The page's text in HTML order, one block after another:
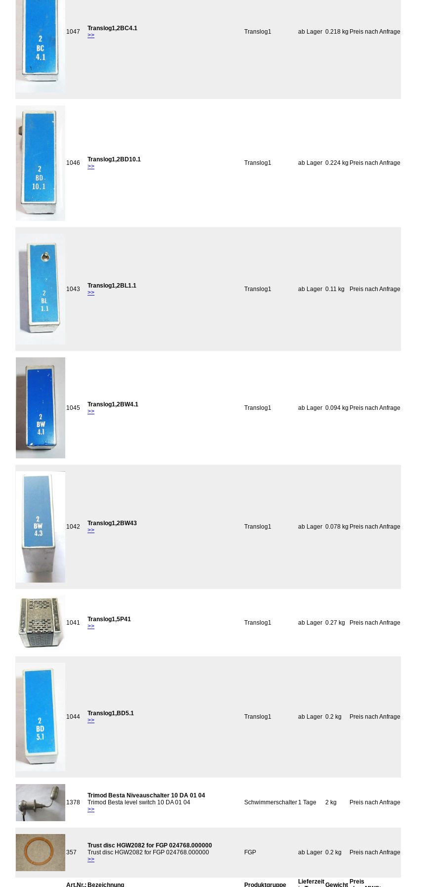
1047
Translog1,2BC4.1
>>
Translog1 ab Lager 0.218 kg Preis nach Anfrage
1046
Translog1,2BD10.1
>>
Translog1 ab Lager 0.224 kg Preis nach Anfrage
1043
Translog1,2BL1.1
>>
Translog1 ab Lager 0.11 kg Preis nach Anfrage
1045
Translog1,2BW4.1
>>
Translog1 ab Lager 0.094 kg Preis nach Anfrage
1042
Translog1,2BW43
>>
Translog1 ab Lager 0.078 kg Preis nach Anfrage
1041
Translog1,5P41
>>
Translog1 ab Lager 0.27 kg Preis nach Anfrage
1044
Translog1,BD5.1
>>
Translog1 ab Lager 0.2 kg Preis nach Anfrage
1378
Trimod Besta Niveauschalter 10 DA 01 04
Trimod Besta level switch 10 DA 01 04
>>
Schwimmerschalter 1 Tage 2 kg Preis nach Anfrage
357
Trust disc HGW2082 for FGP 024768.000000
Trust disc HGW2082 for FGP 024768.000000
>>
FGP ab Lager 0.2 kg Preis nach Anfrage
Art.Nr.: Bezeichnung Produktgruppe
LieferzeitGewicht Preis